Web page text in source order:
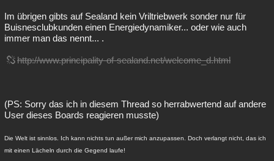
Im übrigen gibts auf Sealand kein Vriltriebwerk sonder nur für
Buisnesclubkunden einen Energiedynamiker... oder wie auch
immer man das nennt... .
http://www.principality-of-sealand.net/welcome_d.html
(PS: Sorry das ich in diesem Thread so herrabwertend auf andere
User dieses Boards reagieren musste)
Die Welt ist sinnlos. Ich kann nichts tun außer mich anzupassen. Doch verlangt nicht, das ich
mit einen Lächeln durch die Gegend laufe!